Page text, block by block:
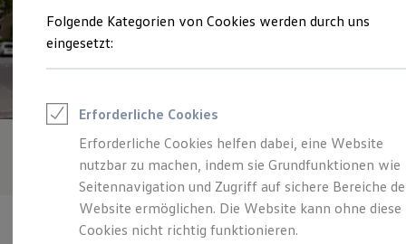
Junge Gebrauchtwagen und Gebrauchtwagen
Volkswagen Zertifizierte Gebrauchtwagen
Zubehör- und Serviceangebote
Leasing
Leasing-Angebote
Gebrauchtwagen Leasing
Junge Gebrauchtwagen-Leasing
Elektroauto Leasing
Kleinwagen-Leasing
Leasing ohne Anzahlung
Finanzierung
Folgende Kategorien von Cookies werden durch uns
eingesetzt:
Erforderliche Cookies
Erforderliche Cookies helfen dabei, eine Website
nutzbar zu machen, indem sie Grundfunktionen wie
Seitennavigation und Zugriff auf sichere Bereiche
Website ermöglichen. Die Website kann ohne diese
Cookies nicht richtig funktionieren.